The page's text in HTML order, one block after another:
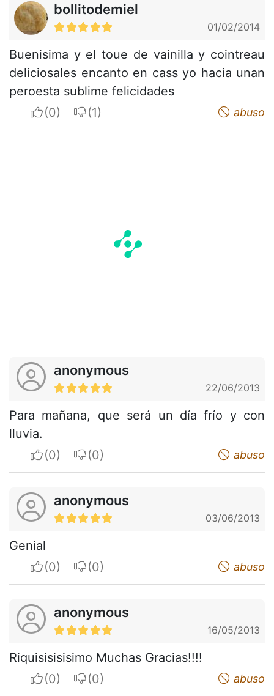
bollitodemiel
01/02/2014
Buenisima y el toue de vainilla y cointreau
deliciosales encanto en cass yo hacia unan
peroesta sublime felicidades
I apreciateI do not appreciate abuso
anonymous
22/06/2013
Para mañana, que será un día frío y con
lluvia.
I apreciateI do not appreciate abuso
anonymous
03/06/2013
Genial
I apreciateI do not appreciate abuso
anonymous
16/05/2013
Riquisisisisimo Muchas Gracias!!!!
I apreciateI do not appreciate abuso